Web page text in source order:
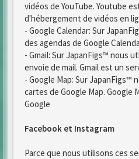
vidéos de YouTube. Youtube
d'hébergement de vidéos en
- Google Calendar: Sur
des agendas de Google
- Gmail: Sur JapanFigs™ nous
envoie de mail. Gmail est un
- Google Map: Sur JapanFigs™
cartes de Google Map. Google
Google
Facebook et Instagram
Parce que nous utilisons ces